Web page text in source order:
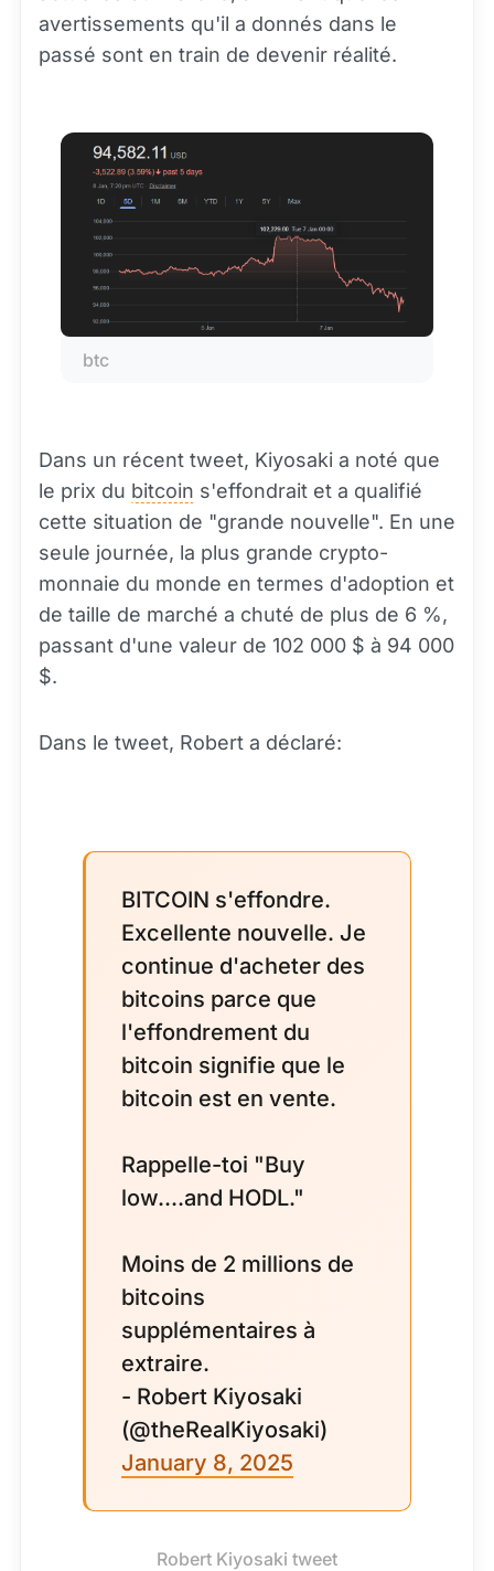
avertissements qu'il a donnés dans le
passé sont en train de devenir réalité.
btc
Dans un récent tweet, Kiyosaki a noté que
le prix du bitcoin s'effondrait et a qualifié
cette situation de "grande nouvelle". En une
seule journée, la plus grande crypto-
monnaie du monde en termes d'adoption et
de taille de marché a chuté de plus de 6 %,
passant d'une valeur de 102 000 $ à 94 000
$.
Dans le tweet, Robert a déclaré:
BITCOIN s'effondre.
Excellente nouvelle. Je
continue d'acheter des
bitcoins parce que
l'effondrement du
bitcoin signifie que le
bitcoin est en vente.
Rappelle-toi "Buy
low....and HODL."
Moins de 2 millions de
bitcoins
supplémentaires à
extraire.
- Robert Kiyosaki
(@theRealKiyosaki)
January 8, 2025
Robert Kiyosaki tweet